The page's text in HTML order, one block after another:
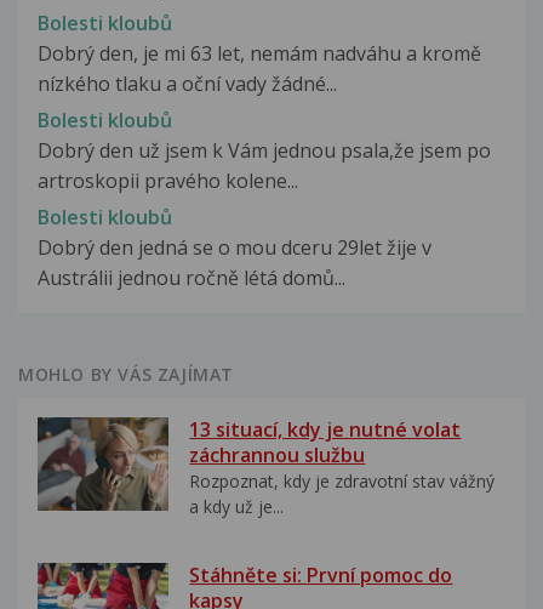
Bolesti kloubů
Dobrý den, je mi 63 let, nemám nadváhu a kromě
nízkého tlaku a oční vady žádné...
Bolesti kloubů
Dobrý den už jsem k Vám jednou psala,že jsem po
artroskopii pravého kolene...
Bolesti kloubů
Dobrý den jedná se o mou dceru 29let žije v
Austrálii jednou ročně létá domů...
MOHLO BY VÁS ZAJÍMAT
13 situací, kdy je nutné volat
záchrannou službu
Rozpoznat, kdy je zdravotní stav vážný
a kdy už je...
Stáhněte si: První pomoc do
kapsy